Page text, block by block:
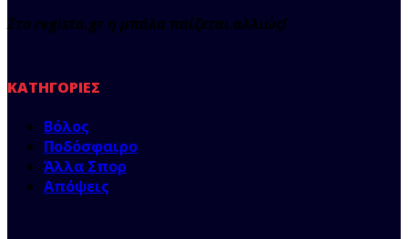
Στο regista.gr η μπάλα παίζεται αλλιώς!
ΚΑΤΗΓΟΡΊΕΣ
Βόλος
Ποδόσφαιρο
Άλλα Σπορ
Απόψεις